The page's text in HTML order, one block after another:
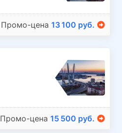
Промо-цена 13 100 руб.
Промо-цена 15 500 руб.